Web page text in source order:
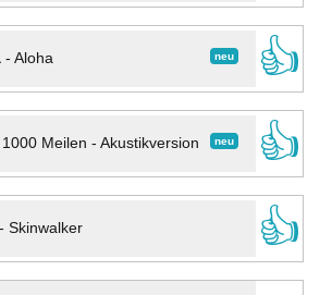
neu
- Aloha
👍
neu
1000 Meilen - Akustikversion
👍
Skinwalker
👍